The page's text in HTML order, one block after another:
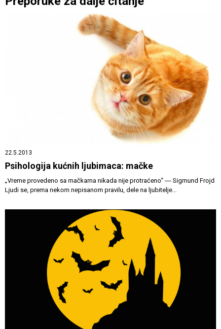
22.5.2013
Psihologija kućnih ljubimaca: mačke
„Vreme provedeno sa mačkama nikada nije protraćeno“ ― Sigmund Frojd
Ljudi se, prema nekom nepisanom pravilu, dele na ljubitelje...